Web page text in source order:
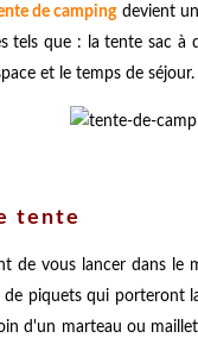
de campingdevient
tels que : la tente sac
et le temps de séjour.
tente
de vous lancer dans le
piquets qui porteront
d'un marteau ou